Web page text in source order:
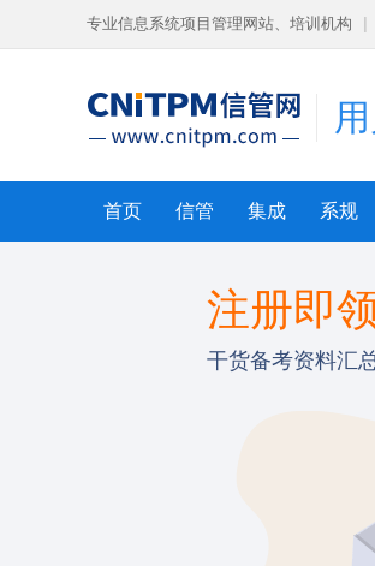
专业信息系统项目管理网站、培训机构
首页 信管 集成 系规
注册即
干货备考资料汇